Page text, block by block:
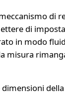
di
di
in modo
misura